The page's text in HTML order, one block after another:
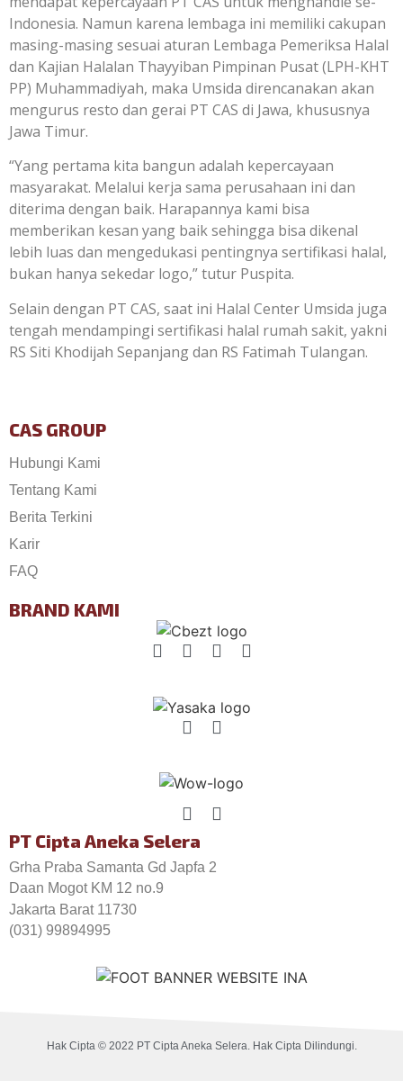
Indonesia. Namun karena lembaga ini memiliki cakupan
masing-masing sesuai aturan Lembaga Pemeriksa Halal
dan Kajian Halalan Thayyiban Pimpinan Pusat (LPH-KHT
PP) Muhammadiyah, maka Umsida direncanakan akan
mengurus resto dan gerai PT CAS di Jawa, khususnya
Jawa Timur.
“Yang pertama kita bangun adalah kepercayaan
masyarakat. Melalui kerja sama perusahaan ini dan
diterima dengan baik. Harapannya kami bisa
memberikan kesan yang baik sehingga bisa dikenal
lebih luas dan mengedukasi pentingnya sertifikasi halal,
bukan hanya sekedar logo,” tutur Puspita.
Selain dengan PT CAS, saat ini Halal Center Umsida juga
tengah mendampingi sertifikasi halal rumah sakit, yakni
RS Siti Khodijah Sepanjang dan RS Fatimah Tulangan.
CAS GROUP
Hubungi Kami
Tentang Kami
Berita Terkini
Karir
FAQ
BRAND KAMI
PT Cipta Aneka Selera
Grha Praba Samanta Gd Japfa 2
Daan Mogot KM 12 no.9
Jakarta Barat 11730
(031) 99894995
Hak Cipta © 2022 PT Cipta Aneka Selera. Hak Cipta Dilindungi.